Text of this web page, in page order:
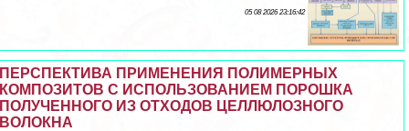
05 08 2026 23:16:42
ПЕРСПЕКТИВА ПРИМЕНЕНИЯ ПОЛИМЕРНЫХ
КОМПОЗИТОВ С ИСПОЛЬЗОВАНИЕМ ПОРОШКА
ПОЛУЧЕННОГО ИЗ ОТХОДОВ ЦЕЛЛЮЛОЗНОГО
ВОЛОКНА